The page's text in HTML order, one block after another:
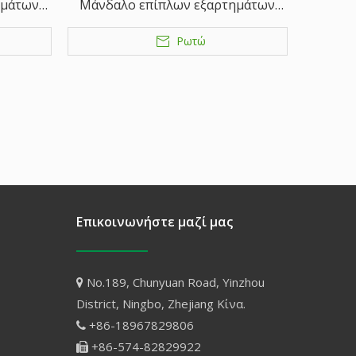
πόρτας
Μάνδαλο επίπλων εξαρτημάτων
από ορειχάλκινο μπουλόνι πόρτας
Ρωτώ
Επικοινωνήστε μαζί μας
 No.189, Chunyuan Road, Yinzhou
District, Ningbo, Zhejiang Κίνα.
 +86-18967829806
 +86-574-82829922